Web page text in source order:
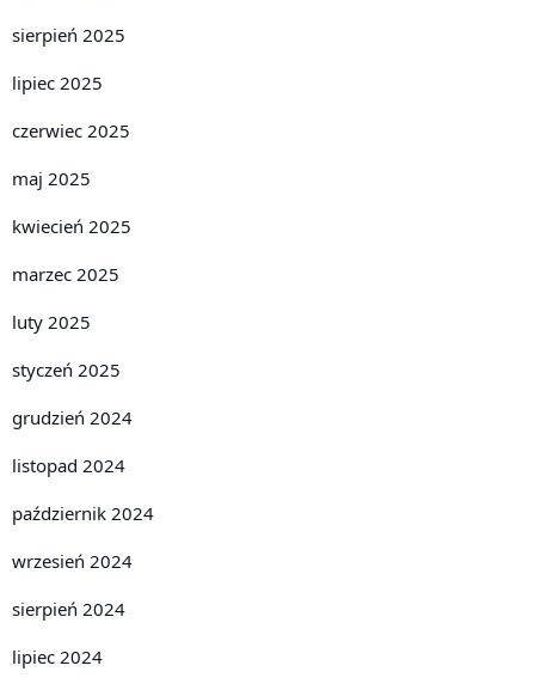
sierpień 2025
lipiec 2025
czerwiec 2025
maj 2025
kwiecień 2025
marzec 2025
luty 2025
styczeń 2025
grudzień 2024
listopad 2024
październik 2024
wrzesień 2024
sierpień 2024
lipiec 2024